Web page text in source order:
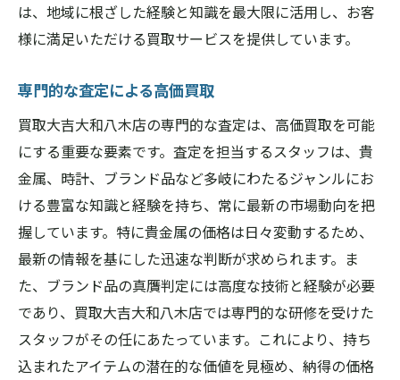
は、地域に根ざした経験と知識を最大限に活用し、お客
様に満足いただける買取サービスを提供しています。
専門的な査定による高価買取
買取大吉大和八木店の専門的な査定は、高価買取を可能
にする重要な要素です。査定を担当するスタッフは、貴
金属、時計、ブランド品など多岐にわたるジャンルにお
ける豊富な知識と経験を持ち、常に最新の市場動向を把
握しています。特に貴金属の価格は日々変動するため、
最新の情報を基にした迅速な判断が求められます。ま
た、ブランド品の真贋判定には高度な技術と経験が必要
であり、買取大吉大和八木店では専門的な研修を受けた
スタッフがその任にあたっています。これにより、持ち
込まれたアイテムの潜在的な価値を見極め、納得の価格